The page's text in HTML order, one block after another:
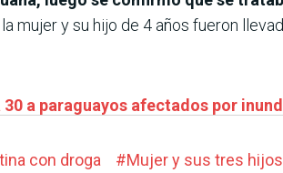
mujer y su hijo de 4 años fueron
a paraguayos afectados por
con droga #Mujer y sus tres hijos